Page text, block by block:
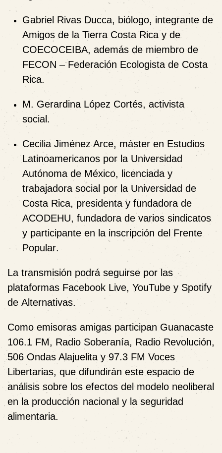
Gabriel Rivas Ducca, biólogo, integrante de
Amigos de la Tierra Costa Rica y de
COECOCEIBA, además de miembro de
FECON – Federación Ecologista de Costa
Rica.
M. Gerardina López Cortés, activista
social.
Cecilia Jiménez Arce, máster en Estudios
Latinoamericanos por la Universidad
Autónoma de México, licenciada y
trabajadora social por la Universidad de
Costa Rica, presidenta y fundadora de
ACODEHU, fundadora de varios sindicatos
y participante en la inscripción delFrente
Popular.
La transmisión podrá seguirse por las
plataformas Facebook Live, YouTube y Spotify
de Alternativas.
Como emisoras amigas participan Guanacaste
106.1 FM, Radio Soberanía, Radio Revolución,
506 Ondas Alajuelita y97.3 FM Voces
Libertarias, que difundirán este espacio de
análisis sobre los efectos del modelo neoliberal
en la producción nacional y la seguridad
alimentaria.